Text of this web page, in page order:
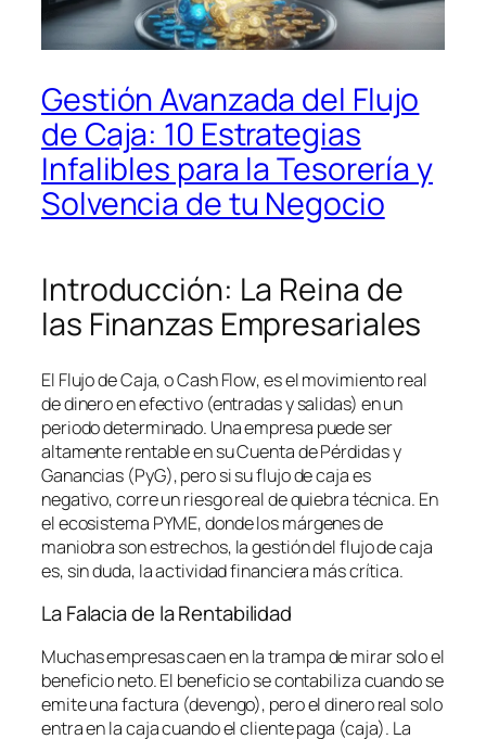
Gestión Avanzada del Flujo
de Caja: 10 Estrategias
Infalibles para la Tesorería y
Solvencia de tu Negocio
Introducción: La Reina de
las Finanzas Empresariales
El Flujo de Caja, oCash Flow, es el movimiento real
de dinero en efectivo (entradas y salidas) en un
periodo determinado. Una empresa puede ser
altamente rentable en su Cuenta de Pérdidas y
Ganancias (PyG), pero si su flujo de caja es
negativo, corre un riesgo real de quiebra técnica. En
el ecosistema PYME, donde los márgenes de
maniobra son estrechos, la gestión del flujo de caja
es, sin duda, la actividad financiera más crítica.
La Falacia de la Rentabilidad
Muchas empresas caen en la trampa de mirar solo el
beneficio neto. El beneficio se contabiliza cuando se
emite una factura (devengo), pero el dinero real solo
entra en la caja cuando el cliente paga (caja). La